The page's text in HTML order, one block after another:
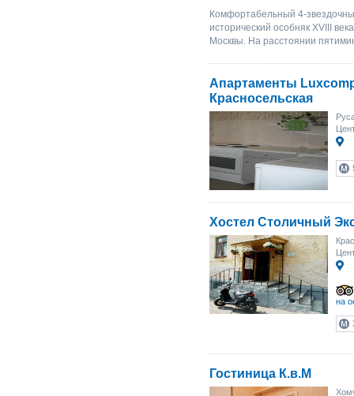
Комфортабельный 4-
исторический особняк XVIII
Москвы. На расстоянии
Апартаменты
Красносельская
Хостел Столичный
на
Гостиница К.в.М